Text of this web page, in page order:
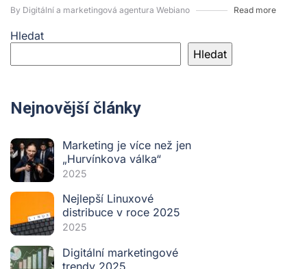
By Digitální a marketingová agentura Webiano Read more
Hledat
Hledat
Nejnovější články
Marketing je více než jen
„Hurvínkova válka“
2025
Nejlepší Linuxové
distribuce v roce 2025
2025
Digitální marketingové
trendy 2025